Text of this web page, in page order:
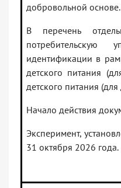
добровольной основе.
В перечень
потребительскую
идентификации в
детского питания
детского питания
Начало действия
Эксперимент,
31 октября 2026 года.